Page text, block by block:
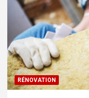
RÉNOVATION